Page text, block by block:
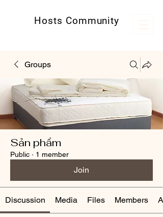
Hosts Community
Groups
Sản phẩm
Public · 1 member
Join
Discussion Media Files Members